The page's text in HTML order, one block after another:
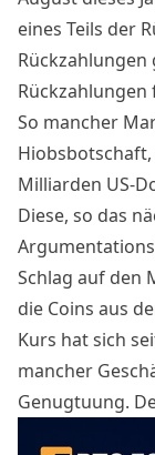
eines Teils der
Rückzahlungen
So mancher
Hiobsbotschaft,
Milliarden US-
Diese, so das
Schlag auf den
die Coins aus
Kurs hat sich
mancher
Genugtuung.